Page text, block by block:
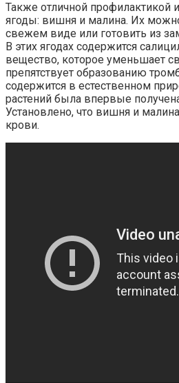
Также отличной профилактикой
ягоды: вишня и малина. Их
свежем виде или готовить из
В этих ягодах содержится
вещество, которое уменьшает
препятствует образованию
содержится в естественном
растений была впервые
Установлено, что вишня и
крови.